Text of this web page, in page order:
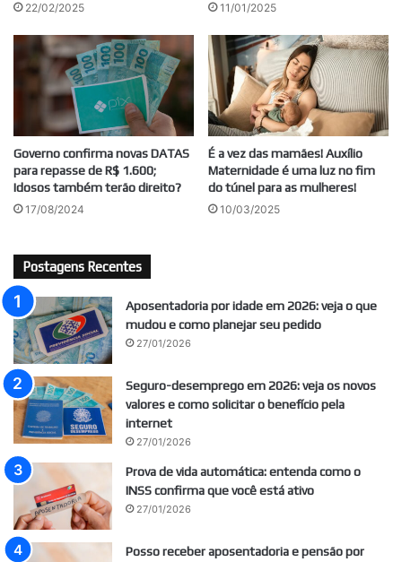
22/02/2025 11/01/2025
Governo confirma novas DATAS
para repasse de R$ 1.600;
Idosos também terão direito?
17/08/2024
É a vez das mamães! Auxílio
Maternidade é uma luz no fim
do túnel para as mulheres!
10/03/2025
Postagens Recentes
Aposentadoria por idade em 2026: veja o que
mudou e como planejar seu pedido
27/01/2026
Seguro-desemprego em 2026: veja os novos
valores e como solicitar o benefício pela
internet
27/01/2026
Prova de vida automática: entenda como o
INSS confirma que você está ativo
27/01/2026
Posso receber aposentadoria e pensão por